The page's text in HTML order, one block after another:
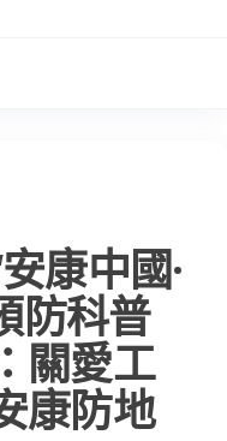
康中國·
防科普
關愛工
康防地